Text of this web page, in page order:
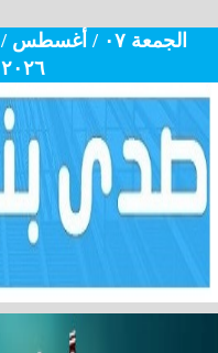
الجمعة ٠٧ / أغسطس /
٢٠٢٦